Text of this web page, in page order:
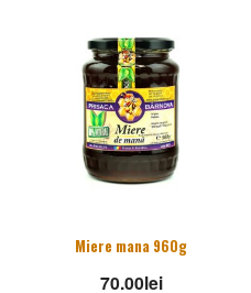
Miere mana 960g
70.00lei